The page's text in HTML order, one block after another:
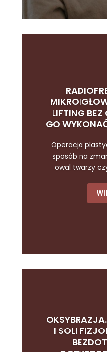
LIFTING BEZ
GO
Operacja
sposób na
owal twarzy
I SOLI